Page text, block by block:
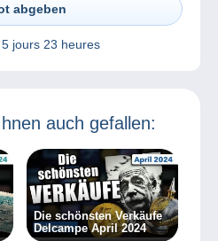
abgeben
5 jours 23 heures
auch gefallen:
Die schönsten Verkäufe
Delcampe April 2024